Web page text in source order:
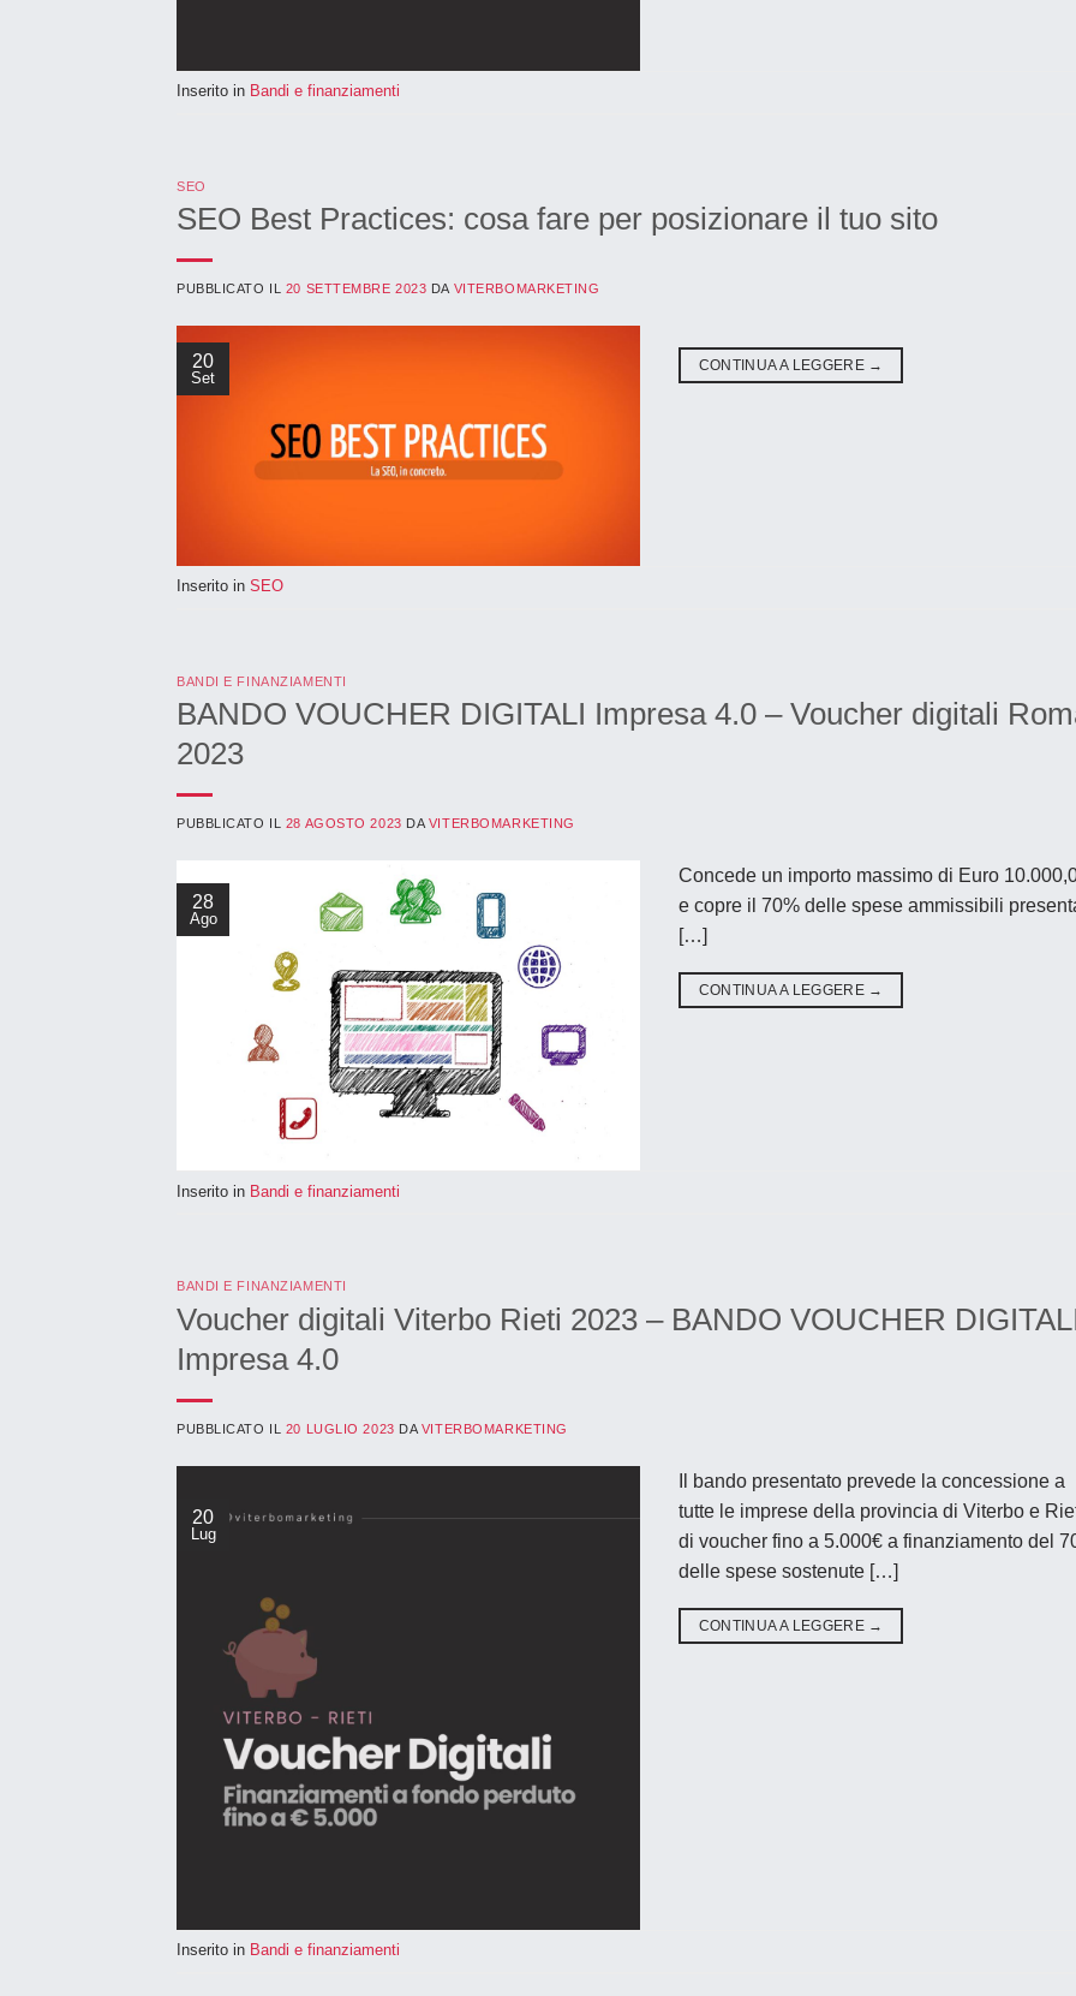
Inserito in Bandi e finanziamenti
SEO
SEO Best Practices: cosa fare per posizionare il tuo sito
PUBBLICATO IL 20 SETTEMBRE 2023 DA VITERBOMARKETING
20
Set
CONTINUA A LEGGERE →
Inserito in SEO
BANDI E FINANZIAMENTI
BANDO VOUCHER DIGITALI Impresa 4.0 – Voucher digitali
2023
PUBBLICATO IL 28 AGOSTO 2023 DAVITERBOMARKETING
28
Ago
Concede un importo massimo di Euro
e copre il 70% delle spese ammissibili
[…]
CONTINUA A LEGGERE →
Inserito in Bandi e finanziamenti
BANDI E FINANZIAMENTI
Voucher digitali Viterbo Rieti 2023 – BANDO VOUCHER
Impresa 4.0
PUBBLICATO IL 20 LUGLIO 2023 DA VITERBOMARKETING
20
Lug
Il bando presentato prevede la concessione a
tutte le imprese della provincia di Viterbo e
di voucher fino a 5.000€ a finanziamento del
delle spese sostenute […]
CONTINUA A LEGGERE →
Inserito in Bandi e finanziamenti